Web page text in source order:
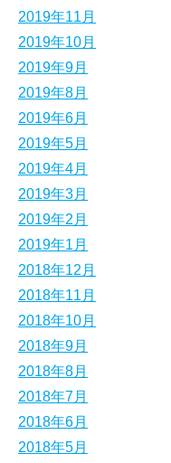
2019年11月
2019年10月
2019年9月
2019年8月
2019年6月
2019年5月
2019年4月
2019年3月
2019年2月
2019年1月
2018年12月
2018年11月
2018年10月
2018年9月
2018年8月
2018年7月
2018年6月
2018年5月